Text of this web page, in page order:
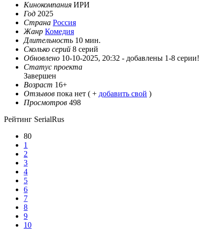
Кинокомпания ИРИ
Год 2025
Страна Россия
Жанр Комедия
Длительность 10 мин.
Сколько серий 8 серий
Обновлено 10-10-2025, 20:32 - добавлены 1-8 серии!
Статус проекта
Завершен
Возраст 16+
Отзывов пока нет ( + добавить свой )
Просмотров 498
Рейтинг SerialRus
80
1
2
3
4
5
6
7
8
9
10